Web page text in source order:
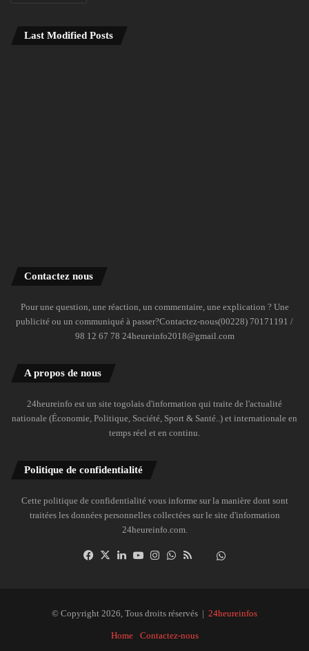
Last Modified Posts
Contactez nous
Pour une question, une réaction, un commentaire, une explication ? Une
publicité ou un communiqué à passer?Contactez-nous(00228) 70171191 /
98 12 67 78 24heureinfo2018@gmail.com
A propos de nous
24heureinfo est un site togolais d'information qui traite de l'actualité
nationale (Économie, Politique, Société, Sport & Santé..) et internationale en
temps réel et en continu.
Politique de confidentialité
Cette politique de confidentialité vous informe sur la manière dont sont
traitées les données personnelles collectées sur le site d'information
24heureinfo.com.
Facebook
X LinkedinYouTubeInstagramWhatsAppDailymotion
© Copyright 2026, Tous droits réservés | 24heureinfos
Home Contactez-nous